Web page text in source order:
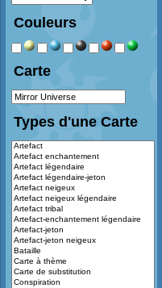
Couleurs
Carte
Types d'une Carte